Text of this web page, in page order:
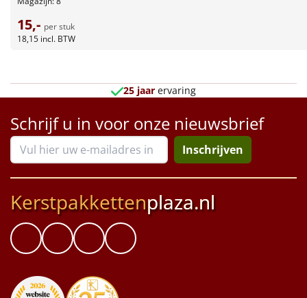
Wake up light
Warmtekussen
NIEUW
Slowcooker
Noodradio NIEUW
Deken (fleece plaid)
Alle artikelen
Overige
Ideeën
15,- per stuk
18,15 incl. BTW
25 jaar ervaring
Schrijf u in voor onze nieuwsbrief
Inschrijven
Kerstpakkettenplaza.nl